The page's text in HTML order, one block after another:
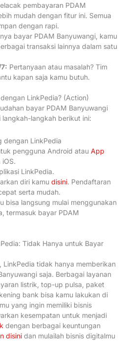
pembayaran PDAM
mudah dengan fitur ini. Semua
dengan rapi.
bayar PDAM Banyuwangi, kamu
transaksi lainnya dalam satu
Pertanyaan atau masalah? Tim
kapan saja kamu butuh.
LinkPedia? (Action)
bayar PDAM Banyuwangi
langkah berikut ini:
dengan LinkPedia
pengguna Android atau App
LinkPedia.
diri kamu disini. Pendaftaran
serta mudah.
bisa langsung mulai menggunakan
termasuk bayar PDAM
Tidak Hanya untuk Bayar
tidak hanya memberikan
saja. Berbagai layanan
listrik, top-up pulsa, paket
bank bisa kamu lakukan di
yang ingin memiliki bisnis
kesempatan untuk menjadi
dengan berbagai keuntungan
disini dan mulailah bisnis digitalmu